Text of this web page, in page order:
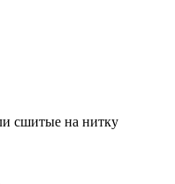
сшитые на нитку